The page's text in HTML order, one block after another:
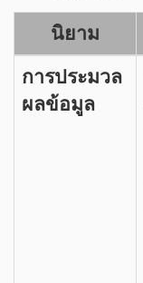
นิยาม
การประมวล
ผลข้อมูล